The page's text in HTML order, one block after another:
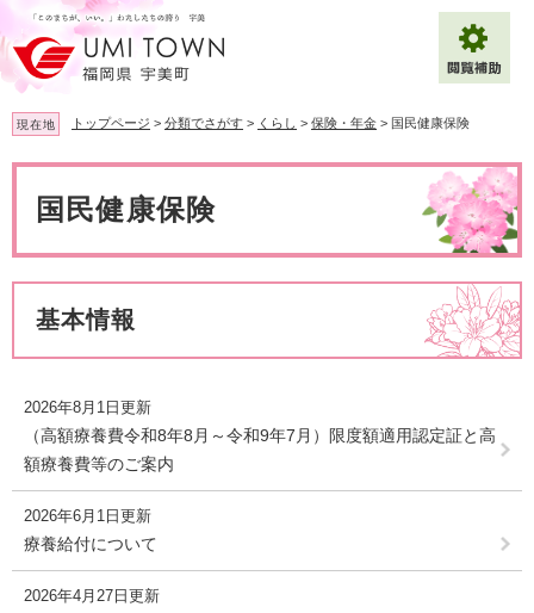
ー
ジ
の
先
頭
で
ニ
ュ
ー
を
飛
ば
文
へ
Multilingual（English・中文・한글）
現在地 トップページ > 分類でさがす > くらし > 保険・年金 > 国民健康保険
国民健康保険
基本情報
2026年8月1日更新
（高額療養費令和8年8月～令和9年7月）限度額適用認定証と高
額療養費等のご案内
2026年6月1日更新
療養給付について
2026年4月27日更新